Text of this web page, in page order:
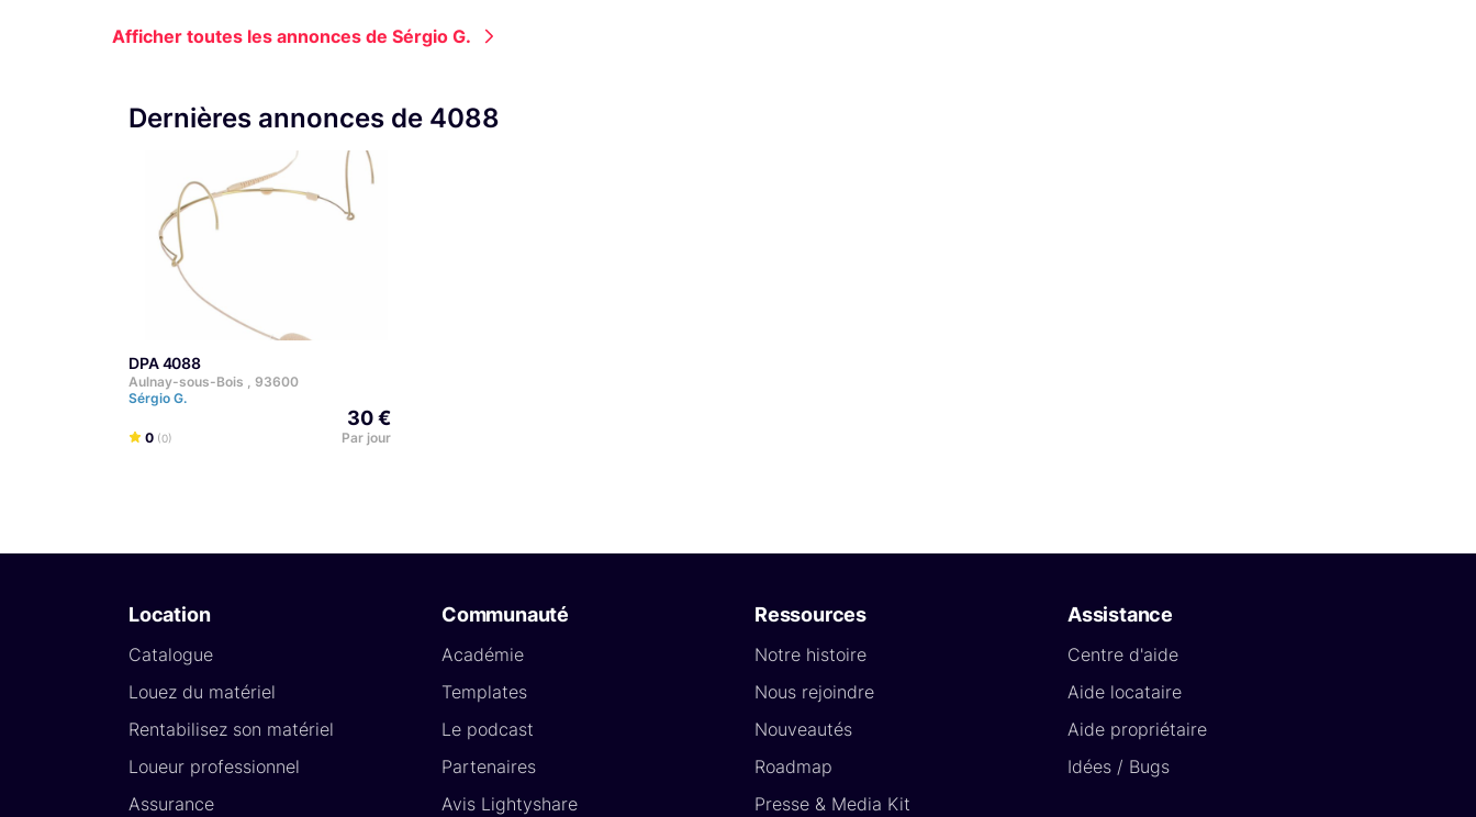
Afficher toutes les annonces de Sérgio G.
Dernières annonces de 4088
DPA 4088
Aulnay-sous-Bois , 93600
Sérgio G.
0 (0)
30 €
Par jour
Location
Catalogue
Louez du matériel
Rentabilisez son matériel
Loueur professionnel
Assurance
Communauté
Académie
Templates
Le podcast
Partenaires
Avis Lightyshare
Ressources
Notre histoire
Nous rejoindre
Nouveautés
Roadmap
Presse & Media Kit
Assistance
Centre d'aide
Aide locataire
Aide propriétaire
Idées / Bugs